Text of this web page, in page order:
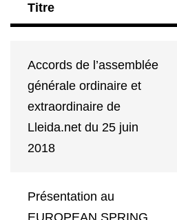
Titre
Accords de l’assemblée
générale ordinaire et
extraordinaire de
Lleida.net du 25 juin
2018
Présentation au
EUROPEAN SPRING